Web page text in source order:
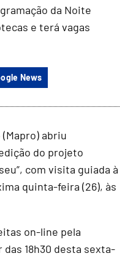
da Noite
e terá vagas
News
abriu
do projeto
com visita guiada à
quinta-feira (26), às
on-line pela
18h30 desta sexta-